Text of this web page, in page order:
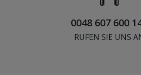
0048 607 600
RUFEN SIE UNS